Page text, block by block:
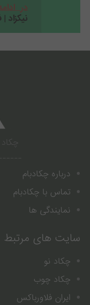
در
نیکزاد
چکاد
درباره چکادبام
تماس با چکادبام
نمایندگی ها
سایت های مرتبط
چکاد نو
چکاد چوب
ایران فلاورباکس